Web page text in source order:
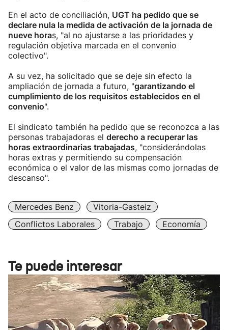
En el acto de conciliación, UGT ha pedido que se
declare nula la medida de activación de la jornada de
nueve horas, "al no ajustarse a las prioridades y
regulación objetiva marcada en el convenio
colectivo".
A su vez, ha solicitado que se deje sin efecto la
ampliación de jornada a futuro, "garantizando el
cumplimiento de los requisitos establecidos en el
convenio".
El sindicato también ha pedido que se reconozca a las
personas trabajadoras el derecho a recuperar las
horas extraordinarias trabajadas, "considerándolas
horas extras y permitiendo su compensación
económica o el valor de las mismas como jornadas de
descanso".
Mercedes Benz
Vitoria-Gasteiz
Conflictos Laborales
Trabajo Economía
Te puede interesar